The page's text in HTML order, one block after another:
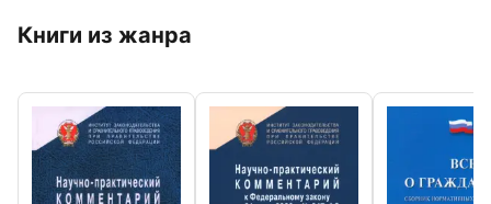
Книги из жанра